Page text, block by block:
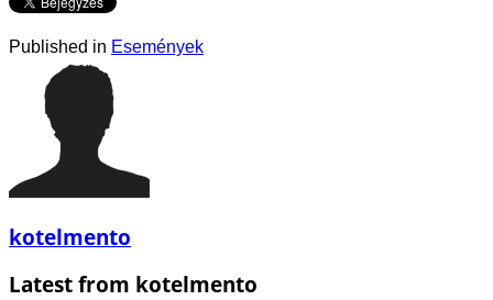
Published in Események
kotelmento
Latest from kotelmento